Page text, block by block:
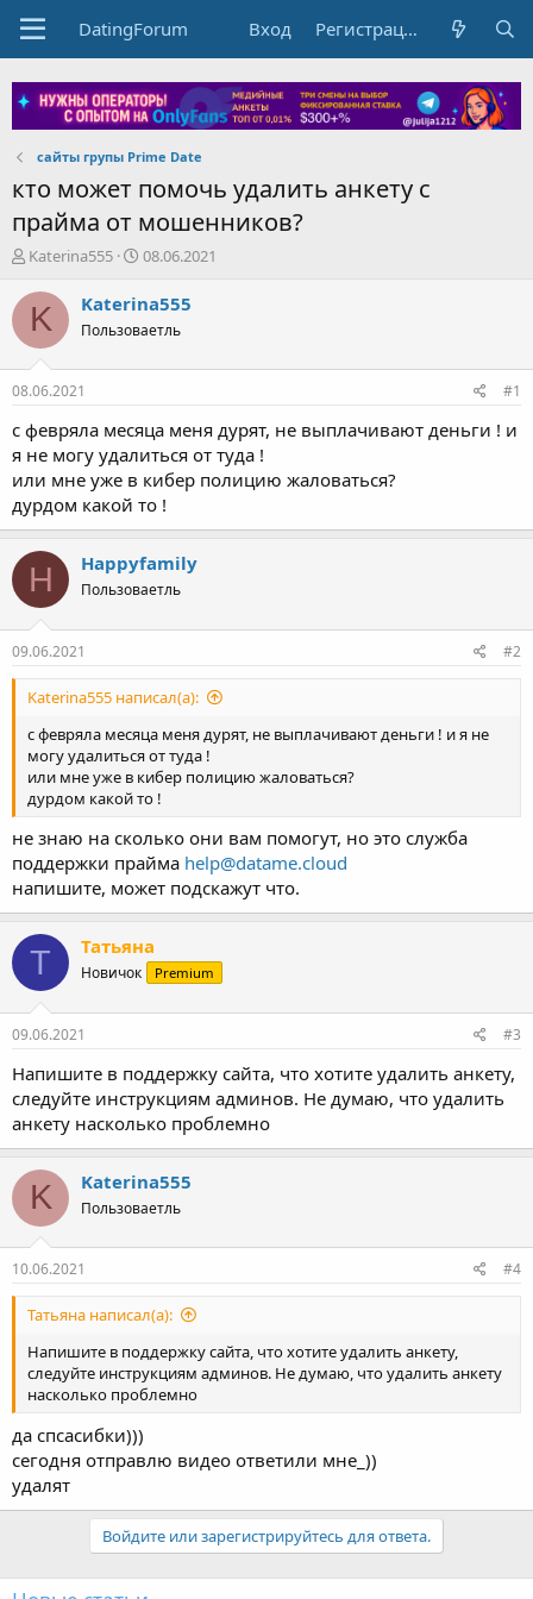
DatingForum Вход Регистрация
сайты групы Prime Date
кто может помочь удалить анкету с
прайма от мошенников?
А
в
т
о
р
т
е
м
ы
Katerina555
Д
а
т
н
а
а
08.06.2021
K Пользоваетль
08.06.2021
с февряла месяца меня дурят, не выплачивают деньги ! и
я не могу удалиться от туда !
или мне уже в кибер полицию жаловаться?
дурдом какой то !
H Happyfamily
Пользоваетль
09.06.2021
с февряла месяца меня дурят, не выплачивают деньги ! и я не
могу удалиться от туда !
или мне уже в кибер полицию жаловаться?
дурдом какой то !
не знаю на сколько они вам помогут, но это служба
поддержки прайма help@datame.cloud
напишите, может подскажут что.
Т Татьяна
Новичок
09.06.2021
Напишите в поддержку сайта, что хотите удалить анкету,
следуйте инструкциям админов. Не думаю, что удалить
анкету насколько проблемно
K Katerina555
Пользоваетль
10.06.2021
Напишите в поддержку сайта, что хотите удалить анкету,
следуйте инструкциям админов. Не думаю, что удалить анкету
насколько проблемно
да спсасибки)))
сегодня отправлю видео ответили мне_))
удалят
Войдите или зарегистрируйтесь для ответа.